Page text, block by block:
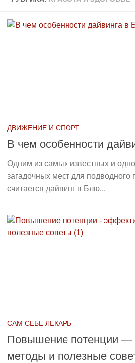
ДВИЖЕНИЕ И СПОРТ
В чем особенности
Одним из самых известных и
загадочных мест для подводного
считается дайвинг в Блю...
САМ СЕБЕ ЛЕКАРЬ
Повышение потенции
методы и полезные